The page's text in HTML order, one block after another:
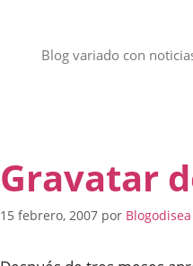
Blog variado con
Gravatar
15 febrero, 2007 por Blogodisea